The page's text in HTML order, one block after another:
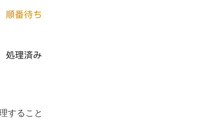
すること